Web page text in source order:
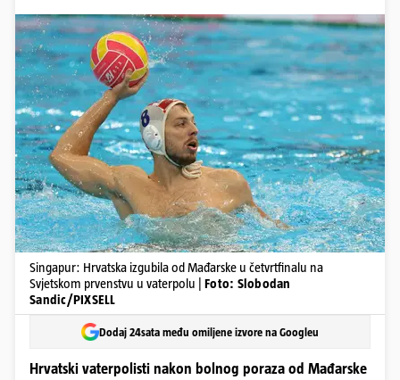
Singapur: Hrvatska izgubila od Mađarske u četvrtfinalu na
Svjetskom prvenstvu u vaterpolu | Foto: Slobodan
Sandic/PIXSELL
Dodaj 24sata među omiljene izvore na Googleu
Hrvatski vaterpolisti nakon bolnog poraza od Mađarske